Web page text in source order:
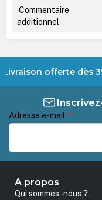
Commentaire
additionnel
Livraison offerte dès
Adresse e-mail *
A propos
Qui sommes-nous ?